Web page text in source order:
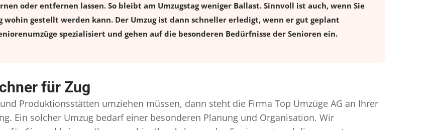
oder entfernen lassen. So bleibt am Umzugstag weniger Ballast. Sinnvoll ist auch, wenn Sie
wohin gestellt werden kann. Der Umzug ist dann schneller erledigt, wenn er gut geplant
spezialisiert und gehen auf die besonderen Bedürfnisse der Senioren ein.
für Zug
Produktionsstätten umziehen müssen, dann steht die Firma Top Umzüge AG an Ihrer
Ein solcher Umzug bedarf einer besonderen Planung und Organisation. Wir